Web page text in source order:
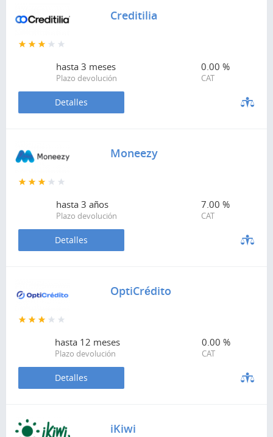
Creditilia
hasta 3 meses
Plazo devolución
0.00 %
CAT
Detalles
Moneezy
hasta 3 años
Plazo devolución
7.00 %
CAT
Detalles
OptiCrédito
hasta 12 meses
Plazo devolución
0.00 %
CAT
Detalles
iKiwi